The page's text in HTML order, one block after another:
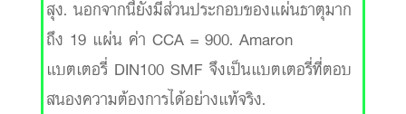
สุง. นอกจากนี้ยังมีส่วนประกอบของแผ่นธาตุมาก
ถึง 19 แผ่น ค่า CCA = 900. Amaron
แบตเตอรี่ DIN100 SMF จึงเป็นแบตเตอรี่ที่ตอบ
สนองความต้องการได้อย่างแท้จริง.